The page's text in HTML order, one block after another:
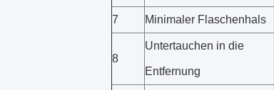
7 Minimaler Flaschenhals
8
Untertauchen in die
Entfernung